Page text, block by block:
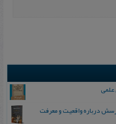
علمی
درباره واقعیت و معرفت